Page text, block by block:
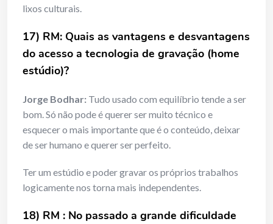
lixos culturais.
17) RM: Quais as vantagens e desvantagens
do acesso a tecnologia de gravação (home
estúdio)?
Jorge Bodhar: Tudo usado com equilíbrio tende a ser
bom. Só não pode é querer ser muito técnico e
esquecer o mais importante que é o conteúdo, deixar
de ser humano e querer ser perfeito.
Ter um estúdio e poder gravar os próprios trabalhos
logicamente nos torna mais independentes.
18) RM : No passado a grande dificuldade